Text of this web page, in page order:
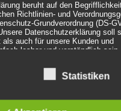
beruht auf den
Richtlinien- und
Grundverordnung (DS-
Datenschutzerklärung soll
auch für unsere Kunden und
lesbar und verständlich
folgenden Begriffe:
Statistiken